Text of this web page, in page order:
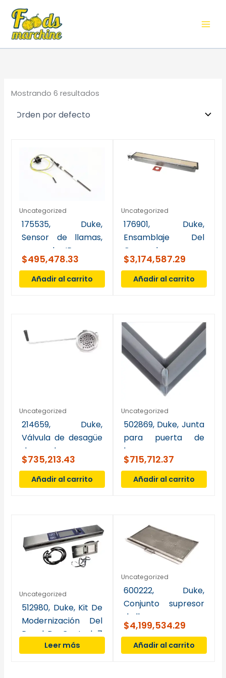
contenido
Mostrando 6 resultados
Uncategorized
175535, Duke,
Sensor de llamas,
quemador IR
$495,478.33
Añadir al carrito
Uncategorized
176901, Duke,
Ensamblaje Del
Quemador
Infrarrojo
$3,174,587.29
Añadir al carrito
Uncategorized
214659, Duke,
Válvula de desagüe
de palanca con
mango giratorio 3-
1/2″
$735,213.43
Añadir al carrito
Uncategorized
502869, Duke, Junta
para puerta de
horno
$715,712.37
Añadir al carrito
Uncategorized
512980, Duke, Kit De
Modernización Del
Panel De Control, 7
“, Gen 1 Y 3Leer más
Uncategorized
600222, Duke,
Conjunto supresor
de llamas
$4,199,534.29
Añadir al carrito